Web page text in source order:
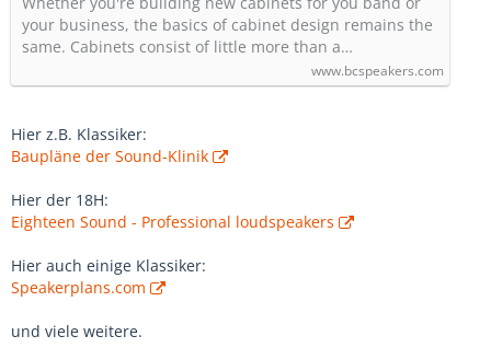
your business, the basics of cabinet design remains the
same. Cabinets consist of little more than a…
www.bcspeakers.com
Hier z.B. Klassiker:
Baupläne der Sound-Klinik
Hier der 18H:
Eighteen Sound - Professional loudspeakers
Hier auch einige Klassiker:
Speakerplans.com
und viele weitere.